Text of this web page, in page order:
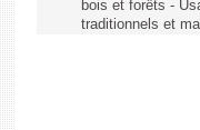
bois et forêts -
traditionnels et